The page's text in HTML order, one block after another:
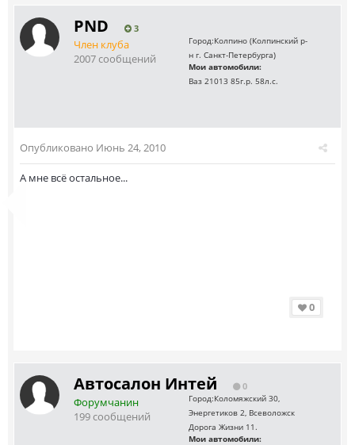
PND 3
Член клуба
2007 сообщений
Город:Колпино (Колпинский р-
н г. Санкт-Петербурга)
Мои автомобили:
Ваз 21013 85г.р. 58л.с.
Опубликовано Июнь 24, 2010
А мне всё остальное...
0
Автосалон Интей 0
Форумчанин
199 сообщений
Город:Коломяжский 30,
Энергетиков 2, Всеволожск
Дорога Жизни 11.
Мои автомобили: